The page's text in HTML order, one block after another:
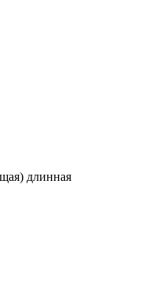
длинная